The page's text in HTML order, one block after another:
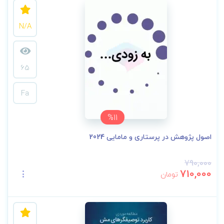
%11
N/A
65
Fa
اصول پژوهش در پرستاری و مامایی 2024
790,000
710,000 تومان